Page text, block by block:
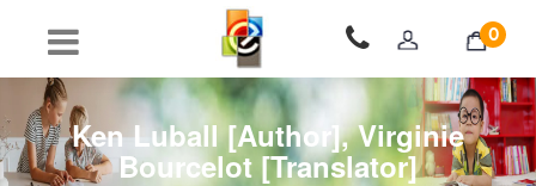
0
Ken Luball [Author], Virginie
Bourcelot [Translator]